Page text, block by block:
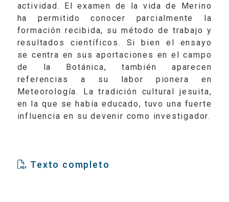
actividad. El examen de la vida de Merino
ha permitido conocer parcialmente la
formación recibida, su método de trabajo y
resultados científicos. Si bien el ensayo
se centra en sus aportaciones en el campo
de la Botánica, también aparecen
referencias a su labor pionera en
Meteorología. La tradición cultural jesuita,
en la que se había educado, tuvo una fuerte
influencia en su devenir como investigador.
Texto completo